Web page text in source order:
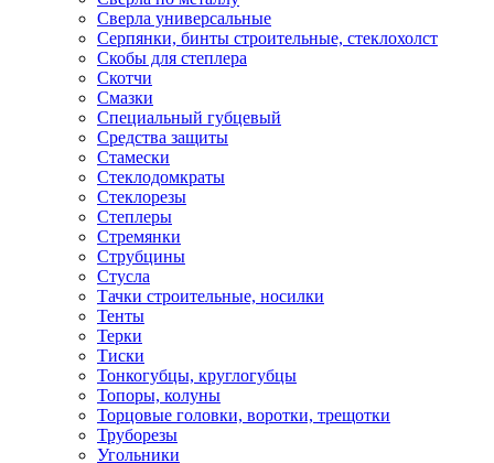
Сверла универсальные
Серпянки, бинты строительные, стеклохолст
Скобы для степлера
Скотчи
Смазки
Специальный губцевый
Средства защиты
Стамески
Стеклодомкраты
Стеклорезы
Степлеры
Стремянки
Струбцины
Стусла
Тачки строительные, носилки
Тенты
Терки
Тиски
Тонкогубцы, круглогубцы
Топоры, колуны
Торцовые головки, воротки, трещотки
Труборезы
Угольники